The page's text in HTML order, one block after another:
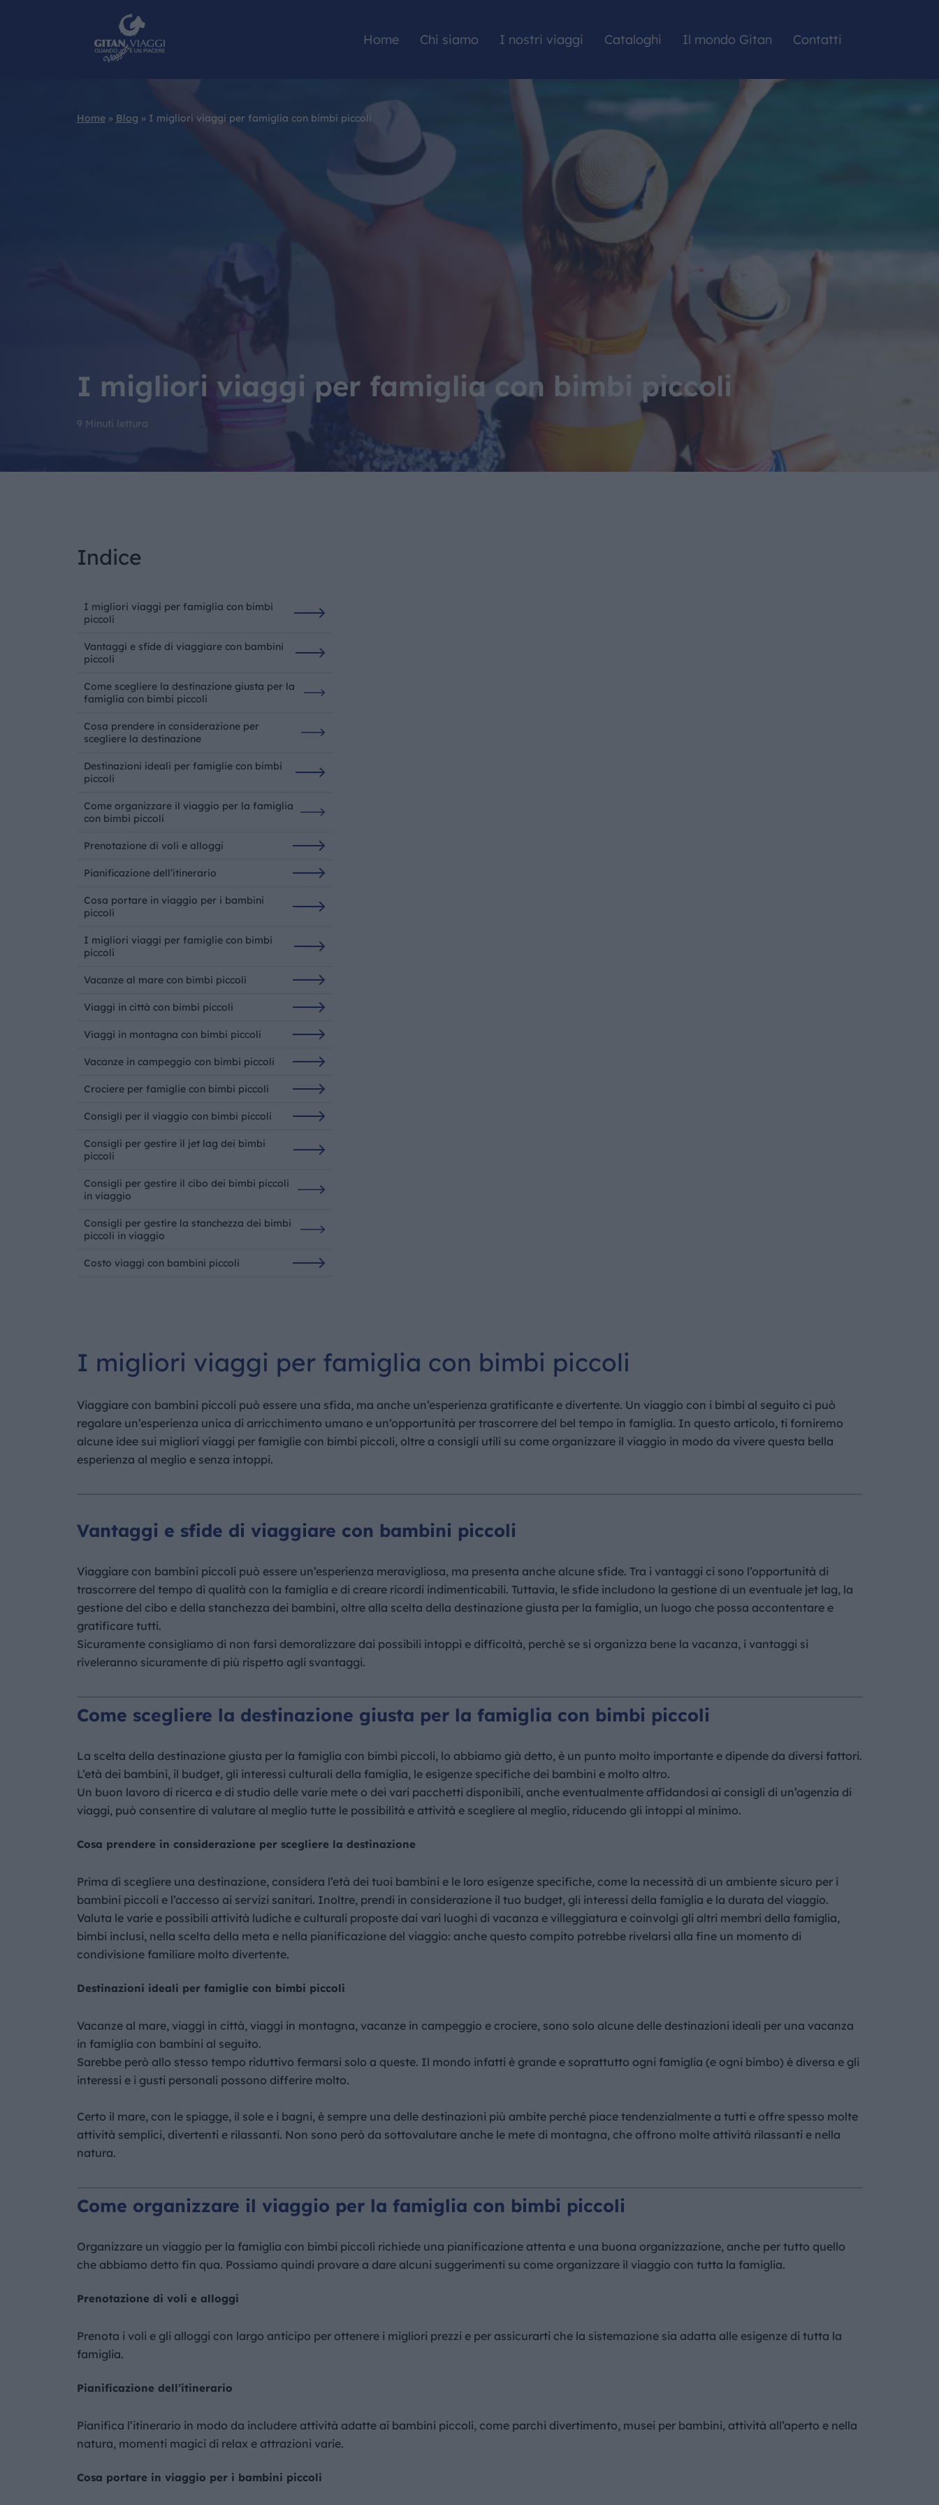
Home Chi siamo I nostri viaggi Cataloghi Il mondo Gitan Contatti
CHI SIAMO
I NOSTRI VIAGGI
Home » Blog »I migliori viaggi per famiglia con bimbi piccoli
I migliori viaggi per famiglia con bimbi piccoli
9 Minuti lettura
Indice
I migliori viaggi per famiglia con bimbi
piccoli
Vantaggi e sfide di viaggiare con bambini
piccoli
Come scegliere la destinazione giusta per la
famiglia con bimbi piccoli
Cosa prendere in considerazione per
scegliere la destinazione
Destinazioni ideali per famiglie con bimbi
piccoli
Come organizzare il viaggio per la famiglia
con bimbi piccoli
Prenotazione di voli e alloggi
Pianificazione dell’itinerario
Cosa portare in viaggio per i bambini
piccoli
I migliori viaggi per famiglie con bimbi
piccoli
Vacanze al mare con bimbi piccoli
Viaggi in città con bimbi piccoli
Viaggi in montagna con bimbi piccoli
Vacanze in campeggio con bimbi piccoli
Crociere per famiglie con bimbi piccoli
Consigli per il viaggio con bimbi piccoli
Consigli per gestire il jet lag dei bimbi
piccoli
Consigli per gestire il cibo dei bimbi piccoli
in viaggio
Consigli per gestire la stanchezza dei bimbi
piccoli in viaggio
Costo viaggi con bambini piccoli
I migliori viaggi per famiglia con bimbi piccoli
Viaggiare con bambini piccoli può essere una sfida, ma anche un’esperienza gratificante e divertente. Un viaggio con i bimbi al seguito ci può
regalare un’esperienza unica di arricchimento umano e un’opportunità per trascorrere del bel tempo in famiglia. In questo articolo, ti forniremo
alcune idee sui migliori viaggi per famiglie con bimbi piccoli, oltre a consigli utili su come organizzare il viaggio in modo da vivere questa bella
esperienza al meglio e senza intoppi.
Vantaggi e sfide di viaggiare con bambini piccoli
Viaggiare con bambini piccoli può essere un’esperienza meravigliosa, ma presenta anche alcune sfide. Tra i vantaggi ci sono l’opportunità di
trascorrere del tempo di qualità con la famiglia e di creare ricordi indimenticabili. Tuttavia, le sfide includono la gestione di un eventuale jet lag, la
gestione del cibo e della stanchezza dei bambini, oltre alla scelta della destinazione giusta per la famiglia, un luogo che possa accontentare e
gratificare tutti.
Sicuramente consigliamo di non farsi demoralizzare dai possibili intoppi e difficoltà, perchè se si organizza bene la vacanza, i vantaggi si
riveleranno sicuramente di più rispetto agli svantaggi.
Come scegliere la destinazione giusta per la famiglia con bimbi piccoli
La scelta della destinazione giusta per la famiglia con bimbi piccoli, lo abbiamo già detto, è un punto molto importante e dipende da diversi fattori.
L’età dei bambini, il budget, gli interessi culturali della famiglia, le esigenze specifiche dei bambini e molto altro.
Un buon lavoro di ricerca e di studio delle varie mete o dei vari pacchetti disponibili, anche eventualmente affidandosi ai consigli di un’agenzia di
viaggi, può consentire di valutare al meglio tutte le possibilità e attività e scegliere al meglio, riducendo gli intoppi al minimo.
Cosa prendere in considerazione per scegliere la destinazione
Prima di scegliere una destinazione, considera l’età dei tuoi bambini e le loro esigenze specifiche, come la necessità di un ambiente sicuro per i
bambini piccoli e l’accesso ai servizi sanitari. Inoltre, prendi in considerazione il tuo budget, gli interessi della famiglia e la durata del viaggio.
Valuta le varie e possibili attività ludiche e culturali proposte dai vari luoghi di vacanza e villeggiatura e coinvolgi gli altri membri della famiglia,
bimbi inclusi, nella scelta della meta e nella pianificazione del viaggio: anche questo compito potrebbe rivelarsi alla fine un momento di
condivisione familiare molto divertente.
Destinazioni ideali per famiglie con bimbi piccoli
Vacanze al mare, viaggi in città, viaggi in montagna, vacanze in campeggio e crociere, sono solo alcune delle destinazioni ideali per una vacanza
in famiglia con bambini al seguito.
Sarebbe però allo stesso tempo riduttivo fermarsi solo a queste. Il mondo infatti è grande e soprattutto ogni famiglia (e ogni bimbo) è diversa e gli
interessi e i gusti personali possono differire molto.
Certo il mare, con le spiagge, il sole e i bagni, è sempre una delle destinazioni più ambite perché piace tendenzialmente a tutti e offre spesso molte
attività semplici, divertenti e rilassanti. Non sono però da sottovalutare anche le mete di montagna, che offrono molte attività rilassanti e nella
natura.
Come organizzare il viaggio per la famiglia con bimbi piccoli
Organizzare un viaggio per la famiglia con bimbi piccoli richiede una pianificazione attenta e una buona organizzazione, anche per tutto quello
che abbiamo detto fin qua. Possiamo quindi provare a dare alcuni suggerimenti su come organizzare il viaggio con tutta la famiglia.
Prenotazione di voli e alloggi
Prenota i voli e gli alloggi con largo anticipo per ottenere i migliori prezzi e per assicurarti che la sistemazione sia adatta alle esigenze di tutta la
famiglia.
Pianificazione dell’itinerario
Pianifica l’itinerario in modo da includere attività adatte ai bambini piccoli, come parchi divertimento, musei per bambini, attività all’aperto e nella
natura, momenti magici di relax e attrazioni varie.
Cosa portare in viaggio per i bambini piccoli